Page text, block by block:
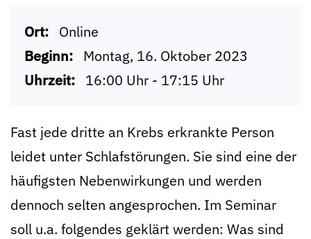
Ort: Online
Beginn: Montag, 16. Oktober 2023
Uhrzeit: 16:00 Uhr - 17:15 Uhr
Fast jede dritte an Krebs erkrankte Person
leidet unter Schlafstörungen. Sie sind eine der
häufigsten Nebenwirkungen und werden
dennoch selten angesprochen. Im Seminar
soll u.a. folgendes geklärt werden: Was sind